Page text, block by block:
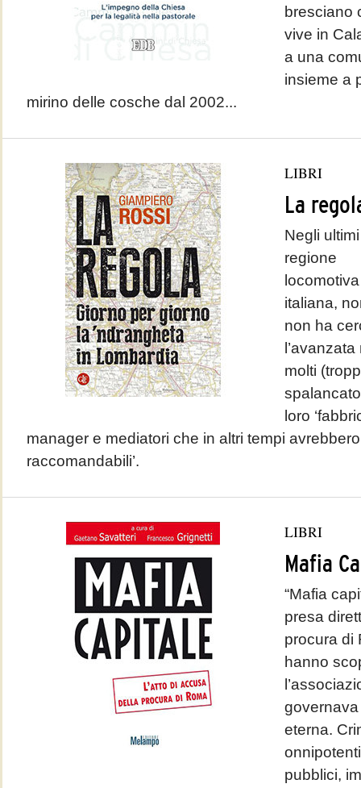
bresciano
vive in
a una
insieme a
mirino delle cosche dal 2002...
LIBRI
La
Negli
regione
italiana,
non ha
molti
loro
manager e mediatori che in altri tempi
raccomandabili’.
LIBRI
Mafia
“Mafia
presa
procura di
hanno
eterna.
pubblici,